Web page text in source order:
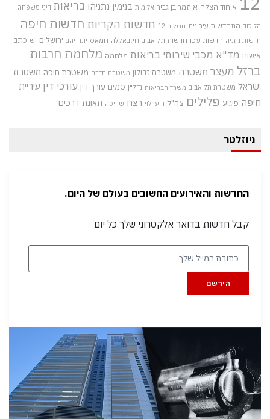
איחוד הצלה איתמר בן גביר אלימות בנימין נתניהו בריאות דיני משפחה
הליכוד התחדשות עירונית חדשות 12 חדשות הקריות חדשות חיפה
חדשות נתניה חדשות עכו חדשות תל אביב חיזבאללה חמאס יונה יהב ירושלים יש כתב
אישום מד"א מכבי שירותי בריאות מלחמה מלחמת חרבות
ברזל מעצר משטרה משטרת זבולון משטרת חדרה משטרת חיפה משטרת
ישראל משטרת תל אביב משרד הבריאות נדל"ן סמים עורך דין עורכי דין עיריית
חיפה פיגוע פלילים צה"ל רועי לוי רצח שריפה תאונת דרכים
ניוזלטר
החדשות והאירועים החשובים בעולם של היום.
קבל חדשות בדואר אלקטרוני שלך כל יום
הירשם